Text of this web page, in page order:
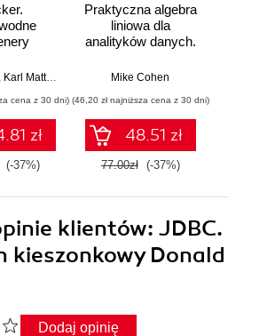
III
Karl Matthias
cena z 30 dni)
zł
(-37%)
Praktyczna algebra
liniowa dla
analityków danych.
koncepcji do
aplikacji w
Pythonie
Mike Cohen
(46,20 zł najniższa cena z 30 dni)
48.51 zł
77.00zł (-37%)
klientów: JDBC.
kieszonkowy Donald
Dodaj opinię